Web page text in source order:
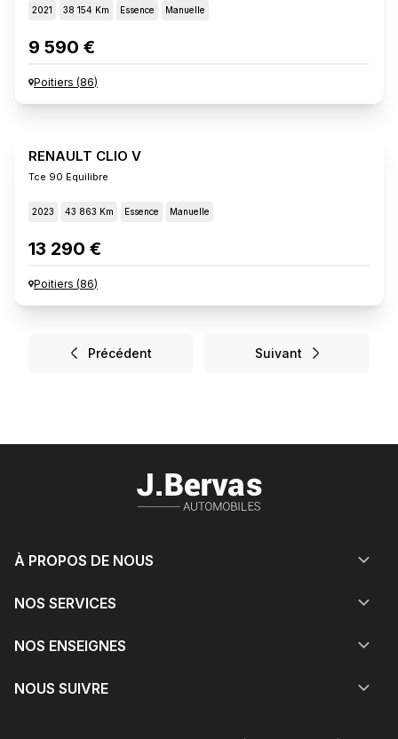
2021 38 154 Km Essence Manuelle
9 590 €
Poitiers (86)
RENAULT CLIO V
Tce 90 Equilibre
2023 43 863 Km Essence Manuelle
13 290 €
Poitiers (86)
Précédent Suivant
À PROPOS DE NOUS
NOS SERVICES
NOS ENSEIGNES
NOUS SUIVRE